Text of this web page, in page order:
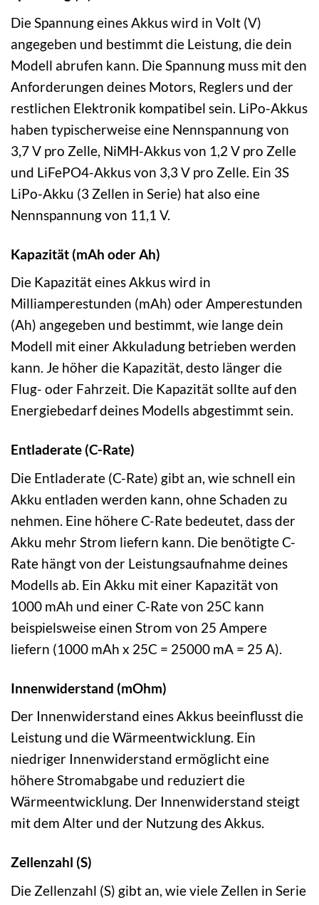
Die Spannung eines Akkus wird in Volt (V)
angegeben und bestimmt die Leistung, die dein
Modell abrufen kann. Die Spannung muss mit den
Anforderungen deines Motors, Reglers und der
restlichen Elektronik kompatibel sein. LiPo-Akkus
haben typischerweise eine Nennspannung von
3,7 V pro Zelle, NiMH-Akkus von 1,2 V pro Zelle
und LiFePO4-Akkus von 3,3 V pro Zelle. Ein 3S
LiPo-Akku (3 Zellen in Serie) hat also eine
Nennspannung von 11,1 V.
Kapazität (mAh oder Ah)
Die Kapazität eines Akkus wird in
Milliamperestunden (mAh) oder Amperestunden
(Ah) angegeben und bestimmt, wie lange dein
Modell mit einer Akkuladung betrieben werden
kann. Je höher die Kapazität, desto länger die
Flug- oder Fahrzeit. Die Kapazität sollte auf den
Energiebedarf deines Modells abgestimmt sein.
Entladerate (C-Rate)
Die Entladerate (C-Rate) gibt an, wie schnell ein
Akku entladen werden kann, ohne Schaden zu
nehmen. Eine höhere C-Rate bedeutet, dass der
Akku mehr Strom liefern kann. Die benötigte C-
Rate hängt von der Leistungsaufnahme deines
Modells ab. Ein Akku mit einer Kapazität von
1000 mAh und einer C-Rate von 25C kann
beispielsweise einen Strom von 25 Ampere
liefern (1000 mAh x 25C = 25000 mA = 25 A).
Innenwiderstand (mOhm)
Der Innenwiderstand eines Akkus beeinflusst die
Leistung und die Wärmeentwicklung. Ein
niedriger Innenwiderstand ermöglicht eine
höhere Stromabgabe und reduziert die
Wärmeentwicklung. Der Innenwiderstand steigt
mit dem Alter und der Nutzung des Akkus.
Zellenzahl (S)
Die Zellenzahl (S) gibt an, wie viele Zellen in Serie